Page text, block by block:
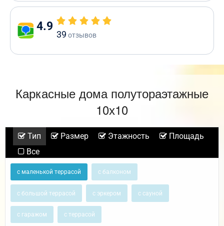
4.9
39 отзывов
Каркасные дома полутораэтажные
10х10
Тип Размер Этажность
Площадь
Все
с маленькой террасой с балконом
с большой террасой с эркером с сауной
с гаражом с террасой